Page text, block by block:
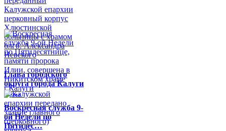
Глава городского
округа города Калуги
по…
Воскресная служба 9-
ой Недели по
Пятидес…